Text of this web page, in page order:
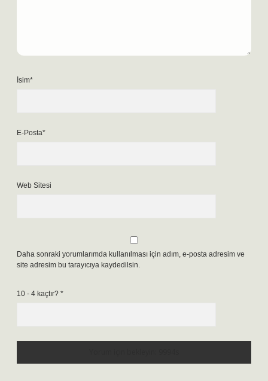
İsim*
E-Posta*
Web Sitesi
Daha sonraki yorumlarımda kullanılması için adım, e-posta adresim ve
site adresim bu tarayıcıya kaydedilsin.
10 - 4 kaçtır? *